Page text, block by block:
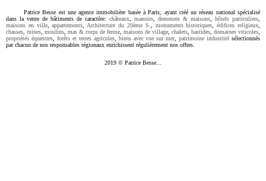
Patrice Besse est une agence immobilière basée à Paris, ayant créé un réseau national spécialisé
dans la vente de bâtiments de caractère: châteaux, manoirs, demeures & maisons, hôtels particuliers,
maisons en ville,appartements,Architecture du 20ème S., monuments historiques,édifices religieux,
chasses, ruines, moulins, mas & corps de ferme, maisons de village, chalets, bastides, domaines viticoles,
propriétés équestres, forêts et terres agricoles, biens avec vue sur mer,patrimoine industriel sélectionnés
par chacun de nos responsables régionaux enrichissent régulièrement nos offres.
2019 © Patrice Besse...